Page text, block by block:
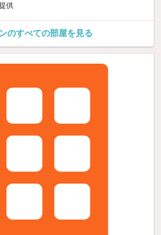
供
のすべての部屋を見る